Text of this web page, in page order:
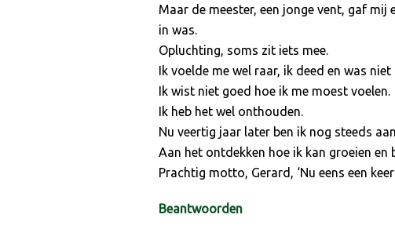
Maar de meester, een jonge vent, gaf
in was.
Opluchting, soms zit iets mee.
Ik voelde me wel raar, ik deed en was
Ik wist niet goed hoe ik me moest voelen.
Ik heb het wel onthouden.
Nu veertig jaar later ben ik nog steeds
Aan het ontdekken hoe ik kan groeien
Prachtig motto, Gerard, ‘Nu eens een
Beantwoorden